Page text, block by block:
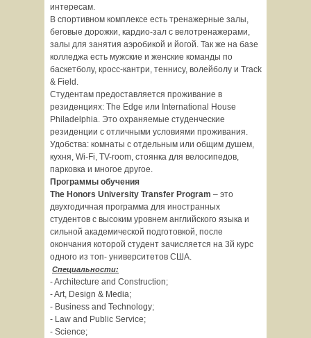
интересам.
В спортивном комплексе есть тренажерные залы,
беговые дорожки, кардио-зал с велотренажерами,
залы для занятия аэробикой и йогой. Так же на базе
колледжа есть мужские и женские команды по
баскетболу, кросс-кантри, теннису, волейболу и Track
& Field.
Студентам предоставляется проживание в
резиденциях: The Edge или International House
Philadelphia. Это охраняемые студенческие
резиденции с отличными условиями проживания.
Удобства: комнаты с отдельным или общим душем,
кухня, Wi-Fi, TV-room, стоянка для велосипедов,
парковка и многое другое.
Программы обучения
The Honors University Transfer Program – это
двухгодичная программа для иностранных
студентов с высоким уровнем английского языка и
сильной академической подготовкой, после
окончания которой студент зачисляется на 3й курс
одного из топ- университетов США.
Специальности:
- Architecture and Construction;
- Art, Design & Media;
- Business and Technology;
- Law and Public Service;
- Science;